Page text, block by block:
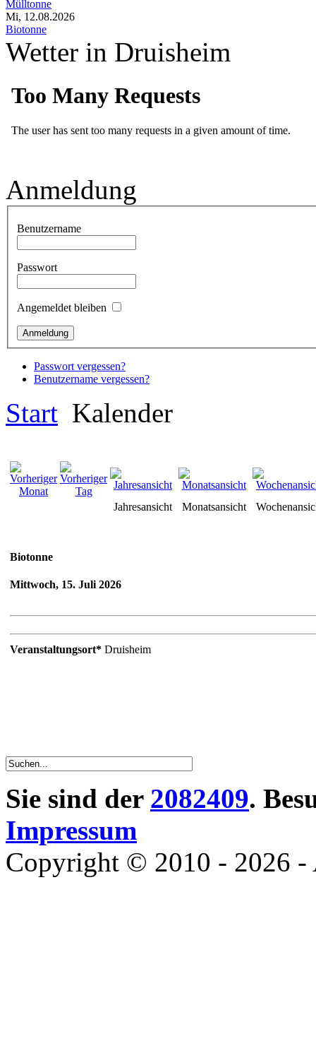
Mülltonne
Mi, 12.08.2026
Biotonne
Wetter in Druisheim
Anmeldung
Benutzername
Passwort
Angemeldet bleiben
Passwort vergessen?
Benutzername vergessen?
Start Kalender
Jahresansicht Monatsansicht
Biotonne
Mittwoch, 15. Juli 2026
Veranstaltungsort* Druisheim
Sie sind der 2082409.
Impressum
Copyright © 2010 - 2026 -